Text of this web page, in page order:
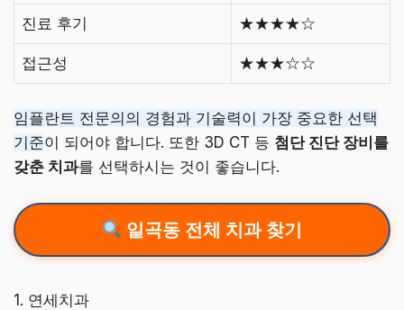
진료 후기 ★★★★☆
접근성 ★★★☆☆
임플란트 전문의의 경험과 기술력이 가장 중요한 선택
기준이 되어야 합니다. 또한 3D CT 등 첨단 진단 장비를
갖춘 치과를 선택하시는 것이 좋습니다.
일곡동 전체 치과 찾기
1. 연세치과